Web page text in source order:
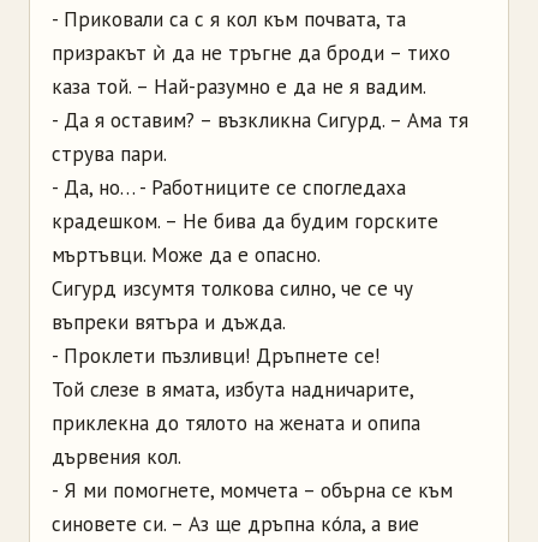
- Приковали са с я кол към почвата, та
призракът ѝ да не тръгне да броди – тихо
каза той. – Най-разумно е да не я вадим.
- Да я оставим? – възкликна Сигурд. – Ама тя
струва пари.
- Да, но… - Работниците се спогледаха
крадешком. – Не бива да будим горските
мъртъвци. Може да е опасно.
Сигурд изсумтя толкова силно, че се чу
въпреки вятъра и дъжда.
- Проклети пъзливци! Дръпнете се!
Той слезе в ямата, избута надничарите,
приклекна до тялото на жената и опипа
дървения кол.
- Я ми помогнете, момчета – обърна се към
синовете си. – Аз ще дръпна ко́ла, а вие